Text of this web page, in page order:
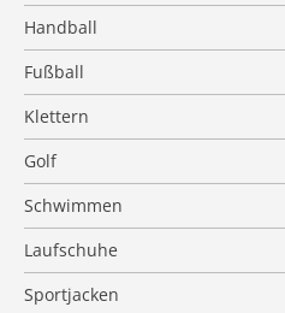
Handball
Fußball
Klettern
Golf
Schwimmen
Laufschuhe
Sportjacken